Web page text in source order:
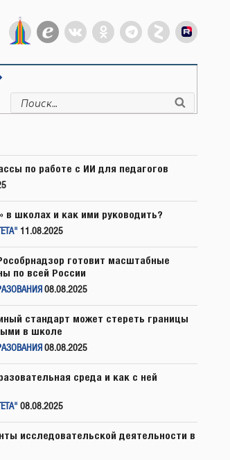
Искать:
по работе с ИИ для педагогов
в школах и как ими руководить?
11.08.2025
готовит масштабные
по всей России
08.08.2025
стандарт может стереть границы
в школе
08.08.2025
среда и как с ней
08.08.2025
исследовательской деятельности в